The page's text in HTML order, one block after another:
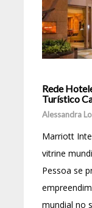
Rede
Turístico
Alessandra
Marriott
vitrine
Pessoa se
mundial no